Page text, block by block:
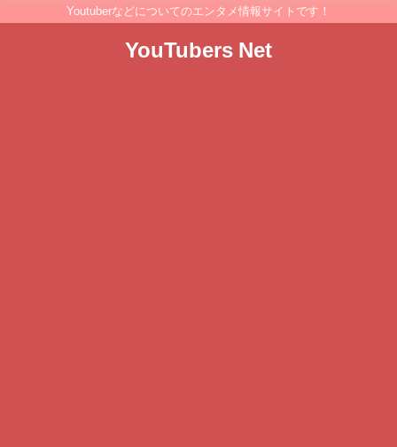
Youtuberなどについてのエンタメ情報サイトです！
YouTubers Net